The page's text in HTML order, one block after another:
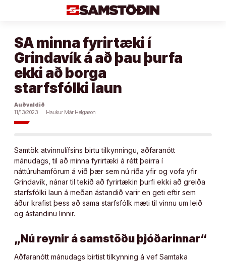
SA minna fyrirtæki í
Grindavík á að þau þurfa
ekki að borga
starfsfólki laun
Auðvaldið
11/13/2023
Haukur Már Helgason
Samtök atvinnulífsins birtu tilkynningu, aðfaranótt
mánudags, til að minna fyrirtæki á rétt þeirra í
náttúruhamförum á við þær sem nú ríða yfir og vofa yfir
Grindavík, nánar til tekið að fyrirtækin þurfi ekki að greiða
starfsfólki laun á meðan ástandið varir en geti eftir sem
áður krafist þess að sama starfsfólk mæti til vinnu um leið
og ástandinu linnir.
„Nú reynir á samstöðu þjóðarinnar“
Aðfaranótt mánudags birtist tilkynning á vef Samtaka